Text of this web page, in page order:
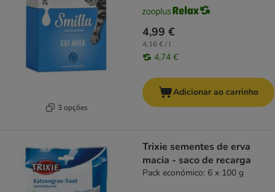
3 opções
4,99 €
4,16 € / l
4,74 €
Adicionar ao carrinho
Trixie sementes de erva
macia - saco de recarga
Pack económico: 6 x 100 g